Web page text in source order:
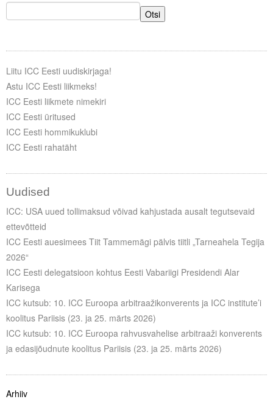
Otsi
Liitu ICC Eesti uudiskirjaga!
Astu ICC Eesti liikmeks!
ICC Eesti liikmete nimekiri
ICC Eesti üritused
ICC Eesti hommikuklubi
ICC Eesti rahatäht
Uudised
ICC: USA uued tollimaksud võivad kahjustada ausalt tegutsevaid
ettevõtteid
ICC Eesti auesimees Tiit Tammemägi pälvis tiitli „Tarneahela Tegija
2026“
ICC Eesti delegatsioon kohtus Eesti Vabariigi Presidendi Alar
Karisega
ICC kutsub: 10. ICC Euroopa arbitraažikonverents ja ICC institute’i
koolitus Pariisis (23. ja 25. märts 2026)
ICC kutsub: 10. ICC Euroopa rahvusvahelise arbitraaži konverents
ja edasijõudnute koolitus Pariisis (23. ja 25. märts 2026)
Arhiiv